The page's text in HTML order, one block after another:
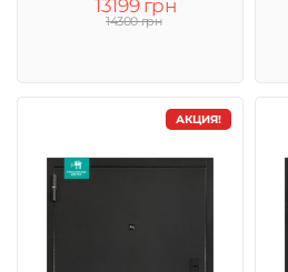
13199 грн
14300 грн
АКЦИЯ!